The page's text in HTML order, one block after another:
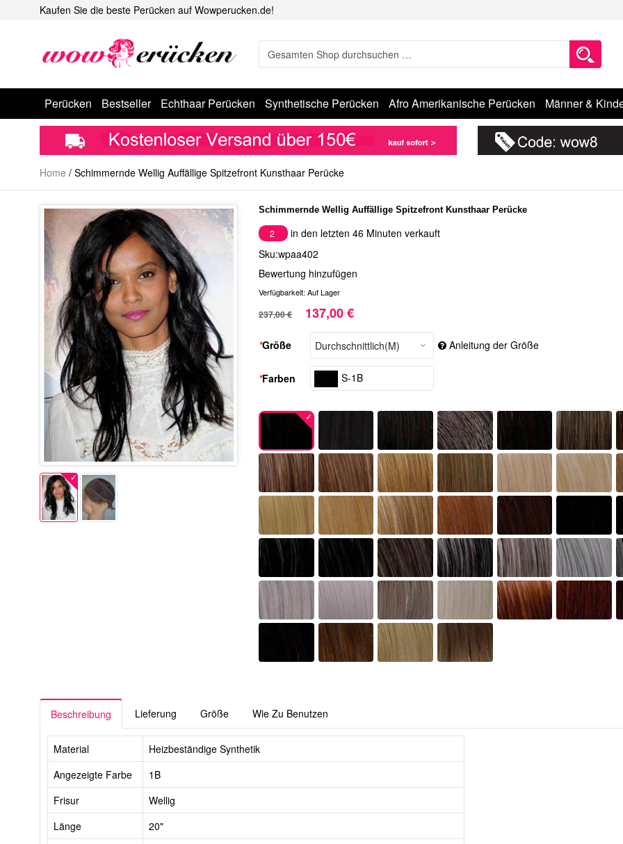
Kaufen Sie die beste Perücken auf Wowperucken.de!
Perücken Bestseller Echthaar Perücken Synthetische Perücken Afro Amerikanische Perücken Männer &
Home / Schimmernde Wellig Auffällige Spitzefront Kunsthaar Perücke
Schimmernde Wellig Auffällige Spitzefront Kunsthaar Perücke
2
in den letzten 46 Minuten verkauft
Sku:wpaa402
Bewertung hinzufügen
Verfügbarkeit: Auf Lager
237,00 € 137,00 €
*Größe Anleitung der Größe
*Farben S-1B
Beschreibung Lieferung Größe Wie Zu Benutzen
Material
Heizbeständige Synthetik
Angezeigte Farbe
1B
Frisur
Wellig
Länge
20"